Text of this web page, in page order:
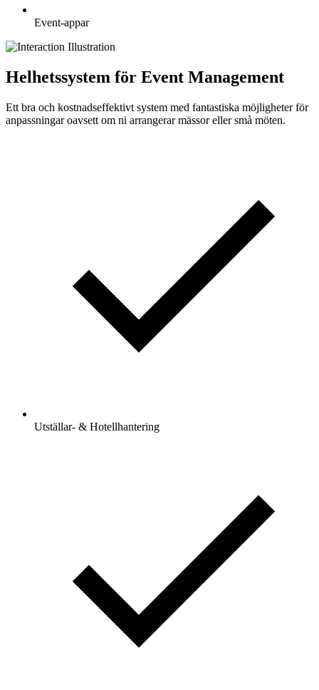
Event-appar
Helhetssystem för Event Management
Ett bra och kostnadseffektivt system med fantastiska möjligheter för
anpassningar oavsett om ni arrangerar mässor eller små möten.
Utställar- & Hotellhantering